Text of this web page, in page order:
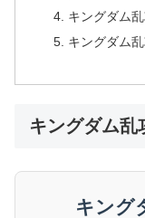
キングダム
キングダム
キングダム乱
キング